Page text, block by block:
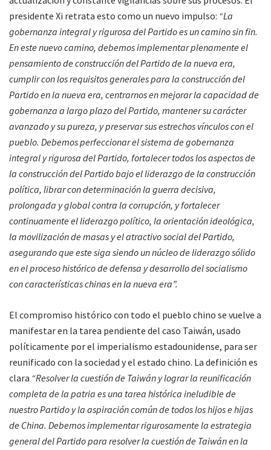
presidente Xi retrata esto como un nuevo impulso: “La
gobernanza integral y rigurosa del Partido es un camino sin fin.
En este nuevo camino, debemos implementar plenamente el
pensamiento de construcción del Partido de la nueva era,
cumplir con los requisitos generales para la construcción del
Partido en la nueva era, centrarnos en mejorar la capacidad de
gobernanza a largo plazo del Partido, mantener su carácter
avanzado y su pureza, y preservar sus estrechos vínculos con el
pueblo. Debemos perfeccionar el sistema de gobernanza
integral y rigurosa del Partido, fortalecer todos los aspectos de
la construcción del Partido bajo el liderazgo de la construcción
política, librar con determinación la guerra decisiva,
prolongada y global contra la corrupción, y fortalecer
continuamente el liderazgo político, la orientación ideológica,
la movilización de masas y el atractivo social del Partido,
asegurando que este siga siendo un núcleo de liderazgo sólido
en el proceso histórico de defensa y desarrollo del socialismo
con características chinas en la nueva era”.
El compromiso histórico con todo el pueblo chino se vuelve a
manifestar en la tarea pendiente del caso Taiwán, usado
políticamente por el imperialismo estadounidense, para ser
reunificado con la sociedad y el estado chino. La definición es
clara “Resolver la cuestión de Taiwán y lograr la reunificación
completa de la patria es una tarea histórica ineludible de
nuestro Partido y la aspiración común de todos los hijos e hijas
de China. Debemos implementar rigurosamente la estrategia
general del Partido para resolver la cuestión de Taiwán en la